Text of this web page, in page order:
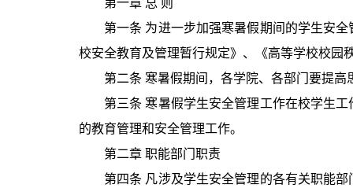
第一条 为进一步加强寒暑假期间的学生安
校安全教育及管理暂行规定》、《高等学校校园
第二条 寒暑假期间，各学院、各部门要提
第三条 寒暑假学生安全管理工作在校学生
的教育管理和安全管理工作。
第二章 职能部门职责
第四条 凡涉及学生安全管理的各有关职能